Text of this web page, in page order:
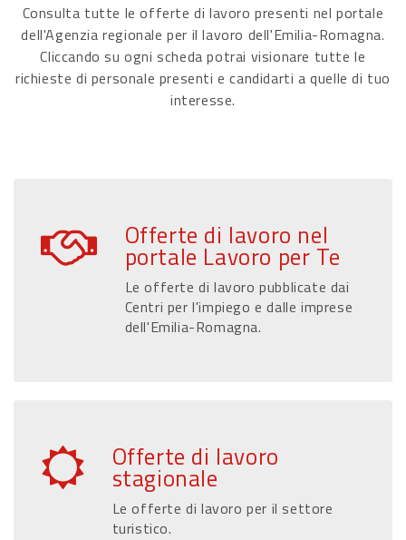
Consulta tutte le offerte di lavoro presenti nel portale
dell'Agenzia regionale per il lavoro dell'Emilia-Romagna.
Cliccando su ogni scheda potrai visionare tutte le
richieste di personale presenti e candidarti a quelle di tuo
interesse.
Offerte di lavoro nel
portale Lavoro per Te
Le offerte di lavoro pubblicate dai
Centri per l'impiego e dalle imprese
dell'Emilia-Romagna.
Offerte di lavoro
stagionale
Le offerte di lavoro per il settore
turistico.